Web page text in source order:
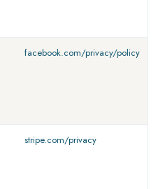
facebook.com/privacy/policy
stripe.com/privacy